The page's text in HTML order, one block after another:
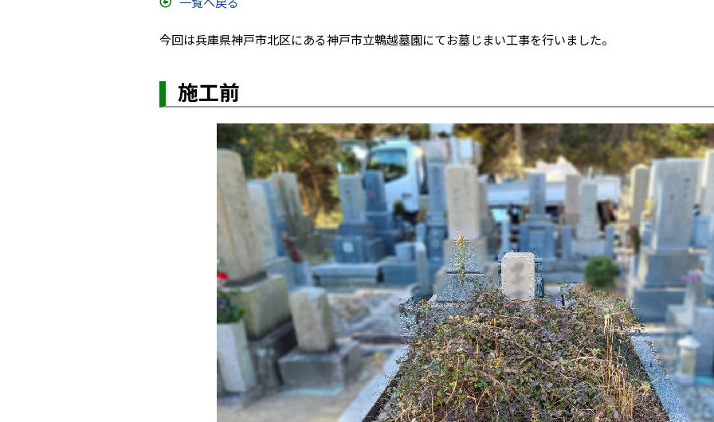
今回は兵庫県神戸市北区にある神戸市立鵯越墓園にてお墓じまい工事を行いました。
施工前